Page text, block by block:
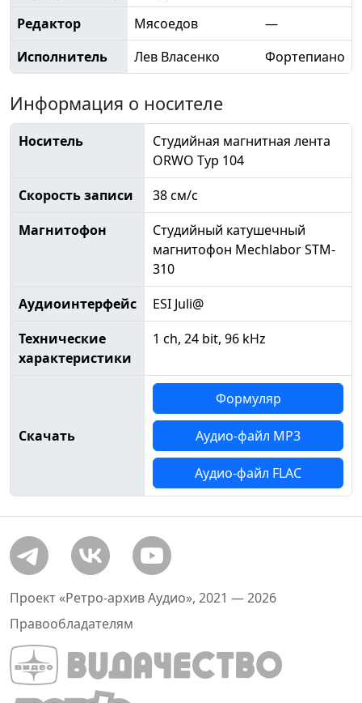
Редактор
Мясоедов
—
Исполнитель
Лев Власенко Фортепиано
Информация о носителе
Носитель
Студийная магнитная лента
ORWO Typ 104
Скорость записи
38 см/с
Магнитофон
Студийный катушечный
магнитофон Mechlabor STM-
310
Аудиоинтерфейс
ESI Juli@
Технические
характеристики
1 ch, 24 bit, 96 kHz
Скачать
Формуляр
Аудио-файл MP3
Аудио-файл FLAC
Проект «Ретро-архив Аудио», 2021 — 2026
Правообладателям